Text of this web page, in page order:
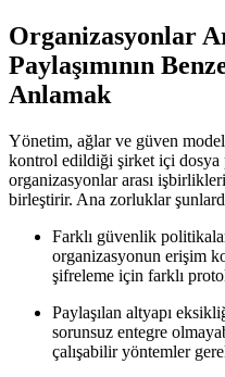
Organizasyonlar
Paylaşımının
Anlamak
Yönetim, ağlar ve güven
kontrol edildiği şirket içi dosya
organizasyonlar arası
birleştirir. Ana zorluklar
Farklı güvenlik
organizasyonun erişim
şifreleme için farklı
Paylaşılan altyapı
sorunsuz entegre
çalışabilir yöntemler